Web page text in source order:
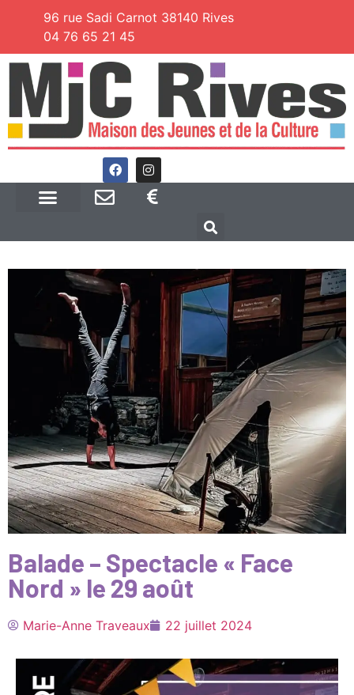
96 rue Sadi Carnot 38140 Rives
04 76 65 21 45
Balade – Spectacle « Face
Nord » le 29 août
Marie-Anne Traveaux 22 juillet 2024